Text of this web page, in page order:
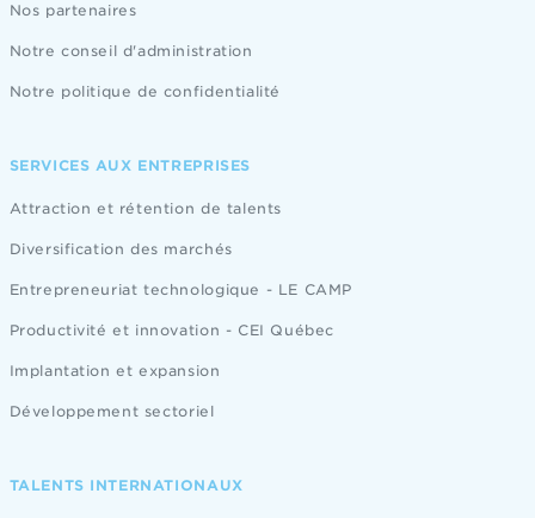
Nos partenaires
Notre conseil d'administration
Notre politique de confidentialité
SERVICES AUX ENTREPRISES
Attraction et rétention de talents
Diversification des marchés
Entrepreneuriat technologique - LE CAMP
Productivité et innovation - CEI Québec
Implantation et expansion
Développement sectoriel
TALENTS INTERNATIONAUX